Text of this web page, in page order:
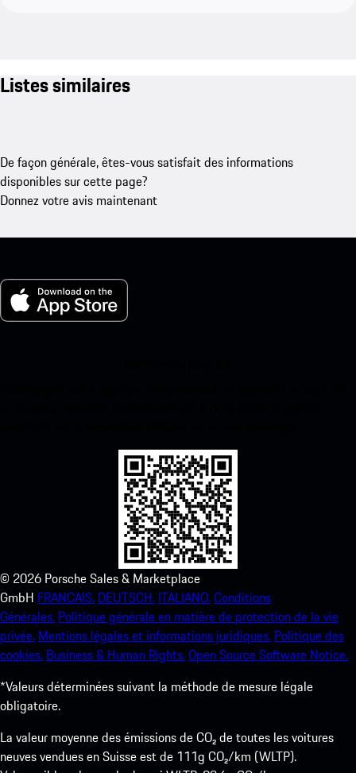
Listes similaires
De façon générale, êtes-vous satisfait des informations
disponibles sur cette page?
Donnez votre avis maintenant
© 2026 Porsche Sales & Marketplace
GmbH FRANCAIS. DEUTSCH. ITALIANO.Conditions
Générales. Politique générale en matière de protection de la vie
privée. Mentions légales et informations juridiques. Politique des
cookies. Business & Human Rights.Open Source Software Notice.
*Valeurs déterminées suivant la méthode de mesure légale
obligatoire.
La valeur moyenne des émissions de CO₂ de toutes les voitures
neuves vendues en Suisse est de 111g CO₂/km (WLTP).